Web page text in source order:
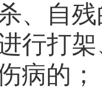
杀、自
进行打
病的；